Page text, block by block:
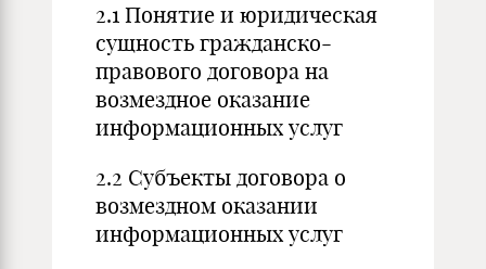
2.1 Понятие и юридическая
сущность гражданско-
правового договора на
возмездное оказание
информационных услуг
2.2 Субъекты договора о
возмездном оказании
информационных услуг